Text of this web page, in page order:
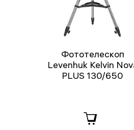
Фототелескоп
Levenhuk Kelvin
PLUS 130/650